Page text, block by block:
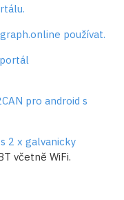
používat.
pro android s
s 2 x galvanicky
včetně WiFi.